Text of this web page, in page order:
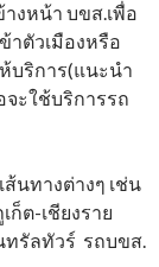
งหน้า บขส.เพื่อ
าตัวเมืองหรือ
บริการ(แนะนำ
ะใช้บริการรถ
นทางต่างๆ เช่น
ต-เชียงราย
ทรัลทัวร์ รถบขส.